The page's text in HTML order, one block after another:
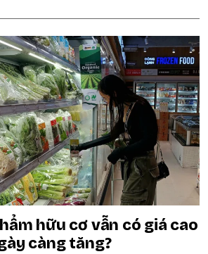
hữu cơ vẫn có giá cao
càng tăng?